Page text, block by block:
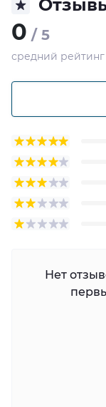
0 / 5
средний рейтинг
Нет